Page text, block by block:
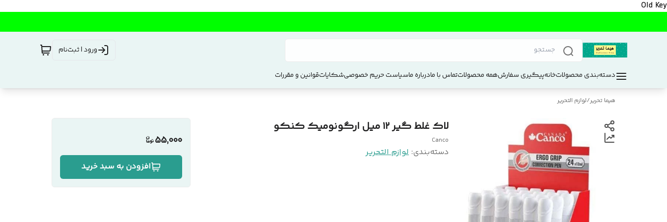
Old Key
ورود | ثبت‌نام
دسته‌بندی محصولاتخانهپیگیری سفارشهمه محصولاتتماس با مادرباره ماسیاست حریم خصوصیشکایاتقوانین و مقررات
هیما تحریر/لوازم التحریر
لاک غلط گیر ۱۲ میل ارگونومیک کنکو
Canco
دسته‌بندی: لوازم التحریر
55,000
افزودن به سبد خرید